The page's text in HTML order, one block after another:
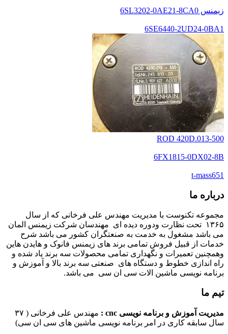
زیمنس 6SL3202-0AE21-8CA0
6SE6440-2UD24-0BA1
ROD 420D.013-500
6FX1815-0DX02-8B
t-mass651
درباره ما
مجموعه تکنوست با مدیریت مهندس علی فرخانی که از سال
۱۳۶۵ تحت نظارت ودوره دیده ای مهندسان شرکت زیمنس المان
می باشد مشغول به خدمت به صنعتگران کشور می باشد شرح
خدمات از قبیل فروش تمامی برند های زیمنس فانوک و هایدن هاین
وهمچنین تعمیرات و نگهداری تمامی محصولات سه برند یاد شده و
راه اندازی خطوط و دستگاه های صنعتی سه برند بالا و آموزش و
برنامه نویسی ماشین الات سی ان سی می باشد.
تیم ما
مدیریت آموزش و برنامه نویسی cnc :
مهندس علی فرخانی ( ۳۷
سال سابقه کاری در امر برنامه نویسی ماشین های سی ان سی)